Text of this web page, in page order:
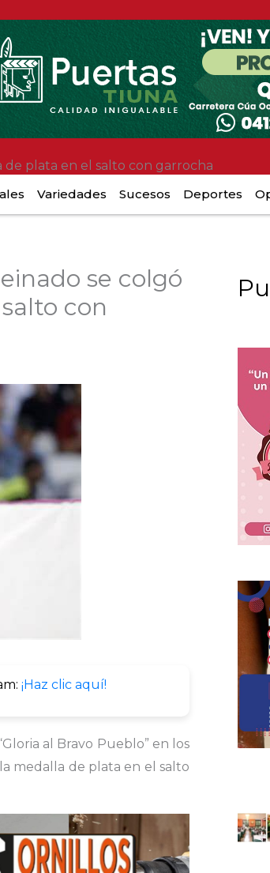
de plata en el salto con garrocha
Variedades Sucesos Deportes
se colgó
con
¡Haz clic aquí!
al Bravo Pueblo” en los
medalla de plata en el salto